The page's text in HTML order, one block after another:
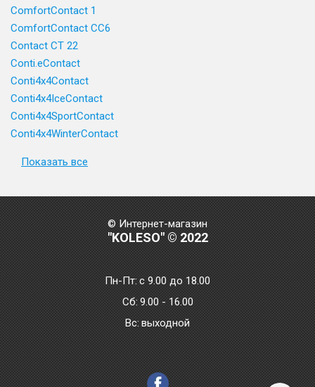
ComfortContact 1
ComfortContact CC6
Contact CT 22
Conti.eContact
Conti4x4Contact
Conti4x4IceContact
Conti4x4SportContact
Conti4x4WinterContact
Показать все
© Интернет-магазин
"KOLESO" © 2022
Пн-Пт:с 9.00 до 18.00
Сб: 9.00 - 16.00
Bc: выходной